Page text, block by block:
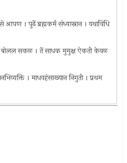
। पुढें ब्रह्मकर्म संध्यास्नान । यथाविधि
बोलल सकळ । तें साधक मुमुक्ष ऐकती केवळ
। माधवहंसाख्यान निगुती । प्रथम